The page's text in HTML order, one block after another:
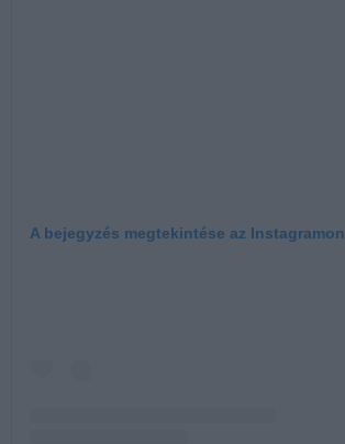
A bejegyzés megtekintése az Instagramon